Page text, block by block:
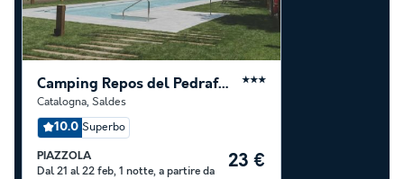
Camping Repos del Pedraforca ★★★
Catalogna, Saldes
10.0 Superbo
PIAZZOLA
Dal 21 al 22 feb, 1 notte, a partire da
23 €